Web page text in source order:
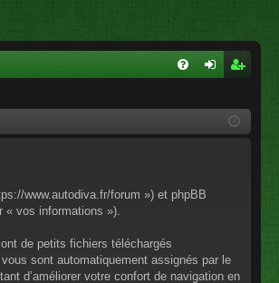
cri
www.autodiva.fr/forum ») et phpBB
vos informations »).
de petits fichiers téléchargés
sont automatiquement assignés par le
d’améliorer votre confort de navigation en